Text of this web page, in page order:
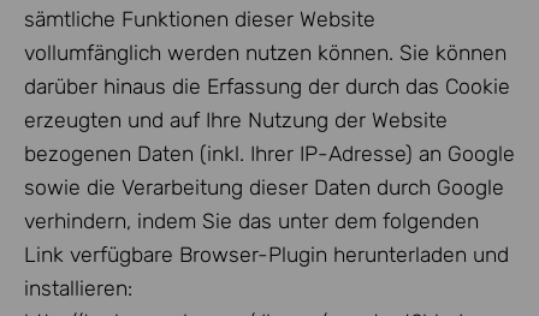
sämtliche Funktionen dieser Website
vollumfänglich werden nutzen können. Sie können
darüber hinaus die Erfassung der durch das Cookie
erzeugten und auf Ihre Nutzung der Website
bezogenen Daten (inkl. Ihrer IP-Adresse) an Google
sowie die Verarbeitung dieser Daten durch Google
verhindern, indem Sie das unter dem folgenden
Link verfügbare Browser-Plugin herunterladen und
installieren: